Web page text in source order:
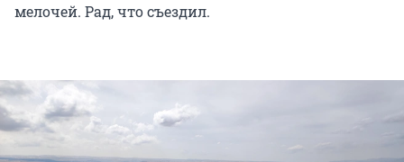
мелочей. Рад, что съездил.